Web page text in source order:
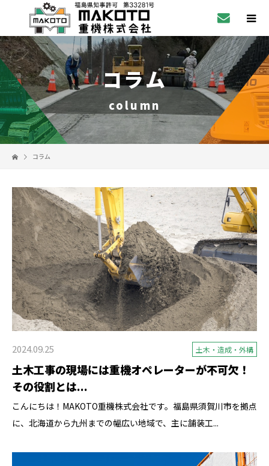
コラム
column
コラム
2024.09.25 土木・造成・外構
土木工事の現場には重機オペレーターが不可欠！
その役割とは...
こんにちは！MAKOTO重機株式会社です。福島県須賀川市を拠点
に、北海道から九州までの幅広い地域で、主に舗装工...